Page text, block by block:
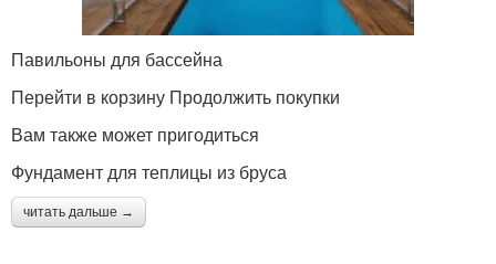
Павильоны для бассейна
Перейти в корзину Продолжить покупки
Вам также может пригодиться
Фундамент для теплицы из бруса
читать дальше →